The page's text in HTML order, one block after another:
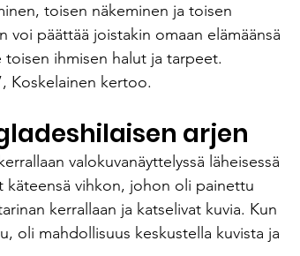
toisen näkeminen ja toisen
päättää joistakin omaan elämäänsä
ihmisen halut ja tarpeet.
Koskelainen kertoo.
arjen
valokuvanäyttelyssä läheisessä
käteensä vihkon, johon oli painettu
kerrallaan ja katselivat kuvia. Kun
oli mahdollisuus keskustella kuvista ja